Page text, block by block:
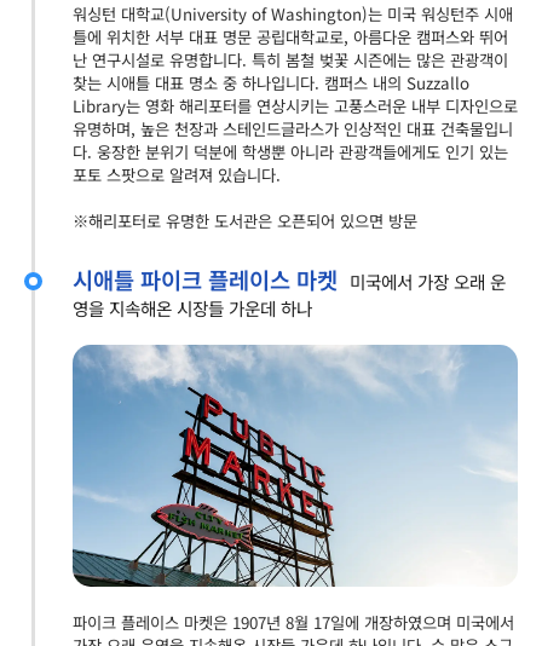
워싱턴 대학교(University of Washington)는 미국 워싱턴주 시애
틀에 위치한 서부 대표 명문 공립대학교로, 아름다운 캠퍼스와 뛰어
난 연구시설로 유명합니다. 특히 봄철 벚꽃 시즌에는 많은 관광객이
찾는 시애틀 대표 명소 중 하나입니다. 캠퍼스 내의 Suzzallo
Library는 영화 해리포터를 연상시키는 고풍스러운 내부 디자인으로
유명하며, 높은 천장과 스테인드글라스가 인상적인 대표 건축물입니
다. 웅장한 분위기 덕분에 학생뿐 아니라 관광객들에게도 인기 있는
포토 스팟으로 알려져 있습니다.
※해리포터로 유명한 도서관은 오픈되어 있으면 방문
시애틀 파이크 플레이스 마켓 미국에서 가장 오래 운
영을 지속해온 시장들 가운데 하나
파이크 플레이스 마켓은 1907년 8월 17일에 개장하였으며 미국에서